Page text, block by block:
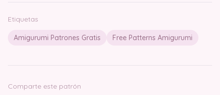
Etiquetas
Amigurumi Patrones Gratis Free Patterns Amigurumi
Comparte este patrón